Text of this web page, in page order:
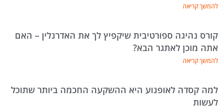
להמשך קריאה
קורס נהיגה ספורטיבית שיקפיץ לך את האדרנלין – האם
אתה מוכן לאתגר הבא?
להמשך קריאה
למה קסדה לאופנוע היא ההשקעה החכמה ביותר שתוכל
לעשות